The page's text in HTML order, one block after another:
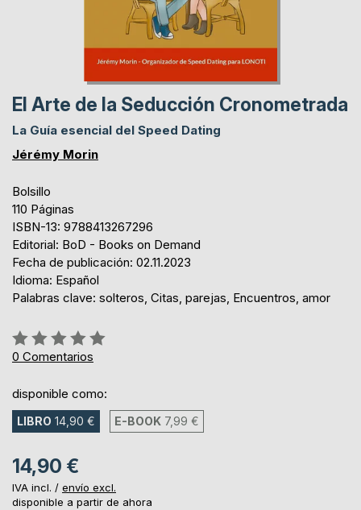
El Arte de la Seducción Cronometrada
La Guía esencial del Speed Dating
Jérémy Morin
Bolsillo
110 Páginas
ISBN-13: 9788413267296
Editorial: BoD - Books on Demand
Fecha de publicación: 02.11.2023
Idioma: Español
Palabras clave: solteros, Citas, parejas, Encuentros, amor
Rating:
0%
0 Comentarios
disponible como:
LIBRO 14,90 € E-BOOK 7,99 €
14,90 €
IVA incl. / envío excl.
disponible a partir de ahora